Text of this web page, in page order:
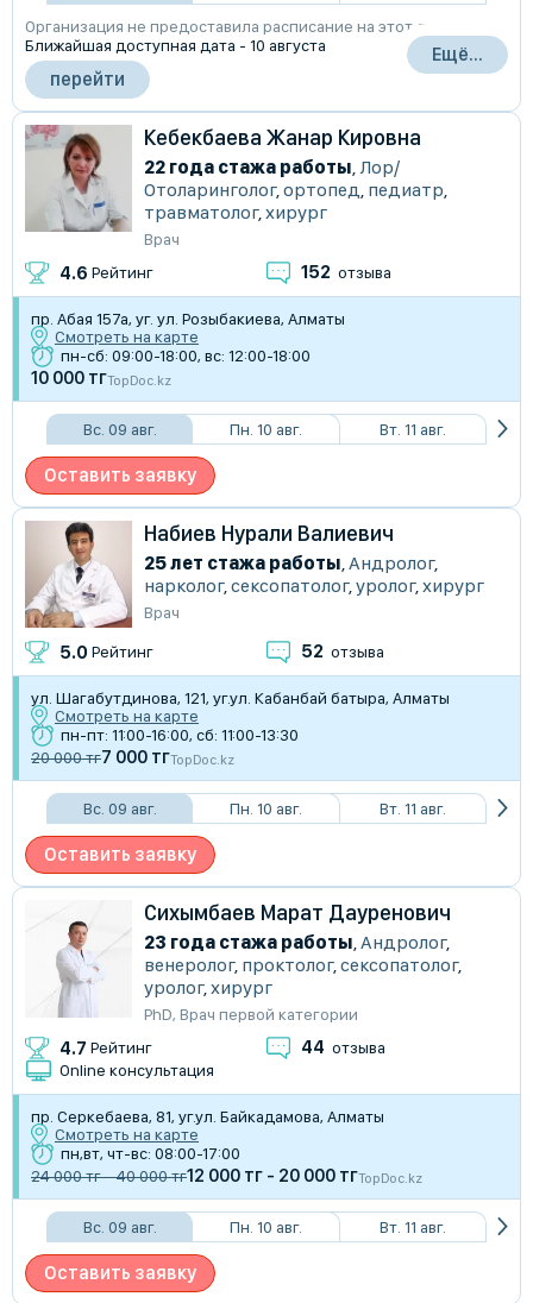
Организация не предоставила расписание на этот день
Ближайшая доступная дата - 10 августа
перейти
Ещё...
Кебекбаева Жанар Кировна
22 года стажа работы,Лор/
Отоларинголог,ортопед, педиатр,
травматолог,хирург
Врач
4.6 Рейтинг 152 отзыва
пр. Абая 157а, уг. ул. Розыбакиева, Алматы
Смотреть на карте
пн-сб: 09:00-18:00, вс: 12:00-18:00
10 000 тгTopDoc.kz
Вс. 09 авг. Пн. 10 авг. Вт. 11 авг.
Оставить заявку
Набиев Нурали Валиевич
25 лет стажа работы,Андролог,
нарколог,сексопатолог,уролог,хирург
Врач
5.0 Рейтинг 52 отзыва
​ул. Шагабутдинова, 121, уг.ул. ​Кабанбай батыра, Алматы
Смотреть на карте
пн-пт: 11:00-16:00, сб: 11:00-13:30
20 000 тг7 000 тгTopDoc.kz
Вс. 09 авг. Пн. 10 авг. Вт. 11 авг.
Оставить заявку
Сихымбаев Марат Дауренович
23 года стажа работы,Андролог,
венеролог, проктолог,сексопатолог,
уролог,хирург
PhD, Врач первой категории
4.7 Рейтинг 44 отзыва
Online консультация
пр. Серкебаева, 81, уг.ул. Байкадамова, Алматы
Смотреть на карте
пн,вт, чт-вс: 08:00-17:00
24 000 тг - 40 000 тг12 000 тг - 20 000 тгTopDoc.kz
Вс. 09 авг. Пн. 10 авг. Вт. 11 авг.
Оставить заявку